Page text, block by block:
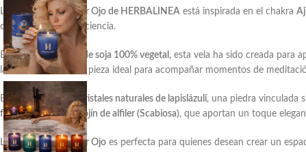
La Vela Chakra Tercer Ojo de HERBALINEA está inspirada en el chakra
conexión con la conciencia.
Elaborada con cera de soja 100% vegetal , esta vela ha sido creada para
la convierten en una pieza ideal para acompañar momentos de
Esta vela contienecristales naturales de lapislázuli, una piedra vinculada
flores naturales de cojín de alfiler (Scabiosa), que aportan un toque
LaVela Chakra Tercer Ojo es perfecta para quienes desean crear un